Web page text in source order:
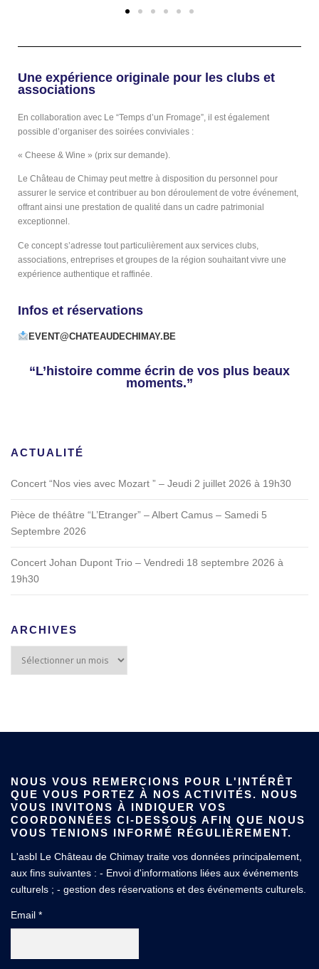
Une expérience originale pour les clubs et
associations
En collaboration avec Le “Temps d’un Fromage”, il est également
possible d’organiser des soirées conviviales :
« Cheese & Wine » (prix sur demande).
Le Château de Chimay peut mettre à disposition du personnel pour
assurer le service et contribuer au bon déroulement de votre événement,
offrant ainsi une prestation de qualité dans un cadre patrimonial
exceptionnel.
Ce concept s’adresse tout particulièrement aux services clubs,
associations, entreprises et groupes de la région souhaitant vivre une
expérience authentique et raffinée.
Infos et réservations
EVENT@CHATEAUDECHIMAY.BE
“L’histoire comme écrin de vos plus beaux
moments.”
ACTUALITÉ
Concert “Nos vies avec Mozart ” – Jeudi 2 juillet 2026 à 19h30
Pièce de théâtre “L’Etranger” – Albert Camus – Samedi 5
Septembre 2026
Concert Johan Dupont Trio – Vendredi 18 septembre 2026 à
19h30
ARCHIVES
NOUS VOUS REMERCIONS POUR L'INTÉRÊT
QUE VOUS PORTEZ À NOS ACTIVITÉS. NOUS
VOUS INVITONS À INDIQUER VOS
COORDONNÉES CI-DESSOUS AFIN QUE NOUS
VOUS TENIONS INFORMÉ RÉGULIÈREMENT.
L'asbl Le Château de Chimay traite vos données principalement,
aux fins suivantes : - Envoi d'informations liées aux événements
culturels ; - gestion des réservations et des événements culturels.
Email *